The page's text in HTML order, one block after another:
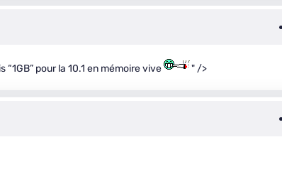
pour la 10.1 en mémoire vive " />